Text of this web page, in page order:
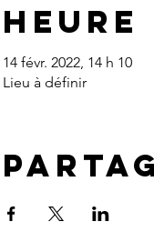
14 févr. 2022, 14 h 10
Lieu à définir